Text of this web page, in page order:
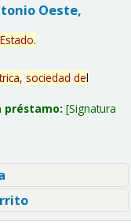
Oeste,
Estado.
sociedad del
préstamo: Signatura